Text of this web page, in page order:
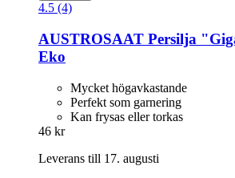
4.5 (4)
AUSTROSAAT Persilja
Eko
Mycket högavkastande
Perfekt som garnering
Kan frysas eller torkas
46 kr
Leverans till 17. augusti